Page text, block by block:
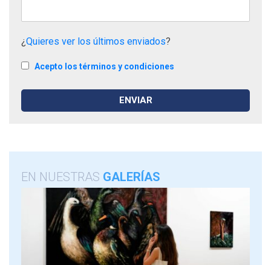
¿Quieres ver los últimos enviados?
Acepto los términos y condiciones
EN NUESTRAS GALERÍAS